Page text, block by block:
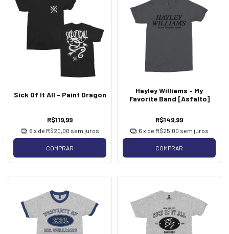
Sick Of It All - Paint Dragon
R$119,99
6 x de R$20,00 sem juros
COMPRAR
Hayley Williams - My
Favorite Band [Asfalto]
R$149,99
6 x de R$25,00 sem juros
COMPRAR